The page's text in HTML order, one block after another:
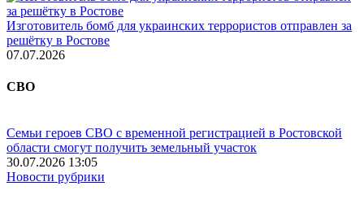
Изготовитель бомб для украинских террористов отправлен за
решётку в Ростове
07.07.2026
СВО
Семьи героев СВО с временной регистрацией в Ростовской
области смогут получить земельный участок
30.07.2026 13:05
Новости рубрики